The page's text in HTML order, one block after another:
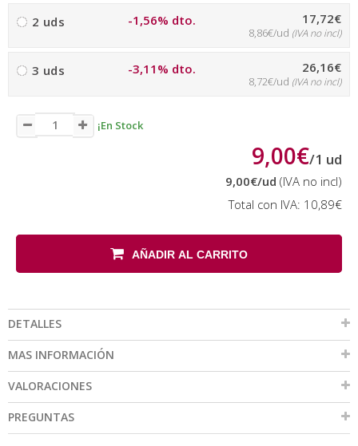
2 uds -1,56% dto. 17,72€
8,86€/ud (IVA no incl)
3 uds -3,11% dto. 26,16€
8,72€/ud (IVA no incl)
¡En Stock
9,00€/1 ud
9,00€/ud (IVA no incl)
Total con IVA: 10,89€
AÑADIR AL CARRITO
DETALLES
MAS INFORMACIÓN
VALORACIONES
PREGUNTAS